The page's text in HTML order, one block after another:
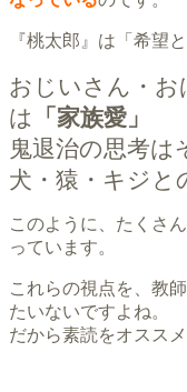
『桃太郎』は「希望
おじいさん・
は
「家族愛」
鬼退治の思考は
犬・猿・キジと
このように、たくさ
っています。
これらの視点を、教
たいないですよね。
だから素読をオススメ